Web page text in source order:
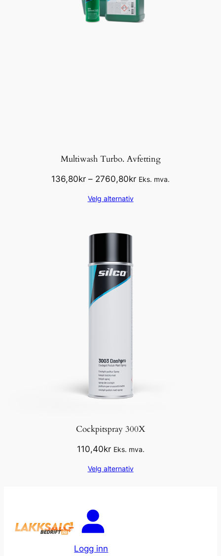
Multiwash Turbo. Avfetting
136,80kr – 2760,80krPrisområde:
Eks. mva.
Velg alternativ
Cockpitspray 300X
110,40kr Eks. mva.
Velg alternativ
Logg inn